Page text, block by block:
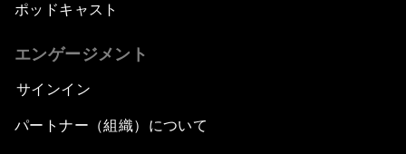
ポッドキャスト
エンゲージメント
サインイン
パートナー（組織）について